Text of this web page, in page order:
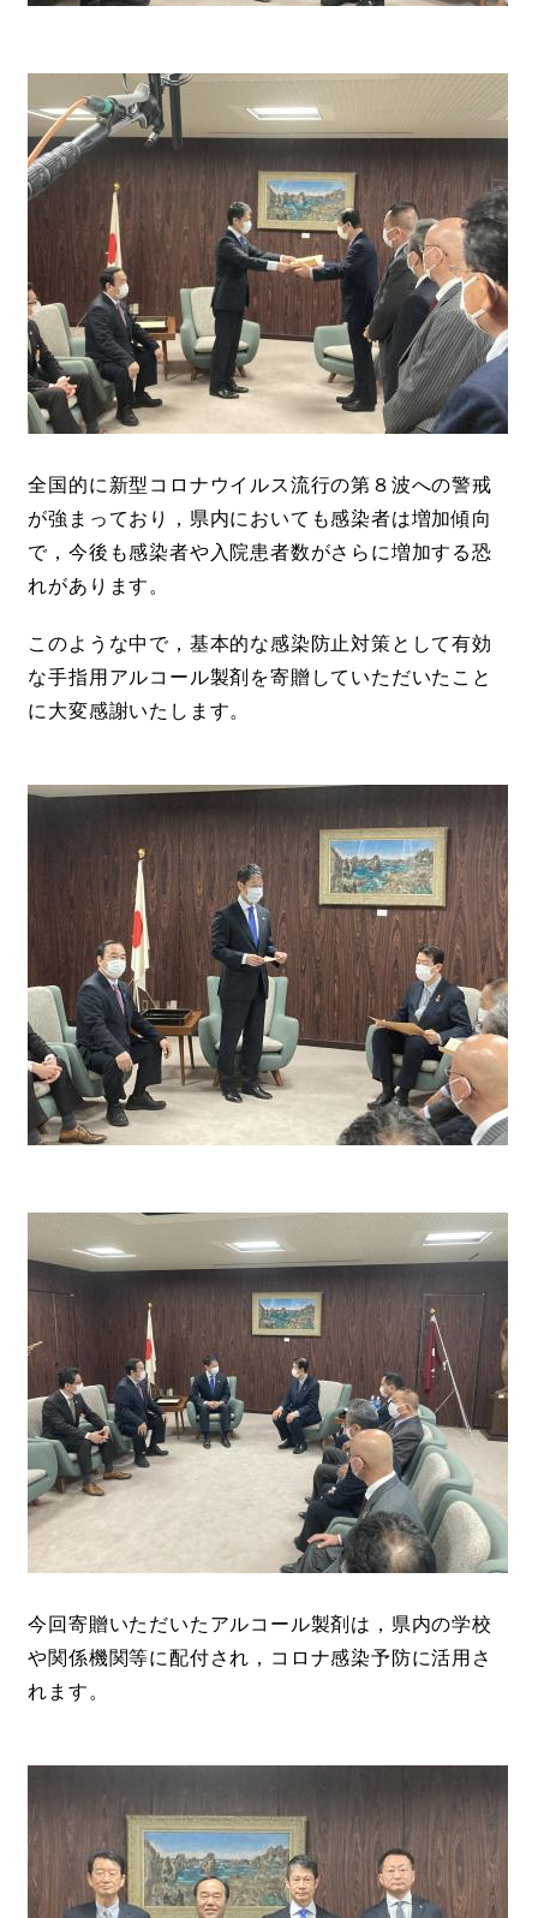
全国的に新型コロナウイルス流行の第８波への警戒
が強まっており，県内においても感染者は増加傾向
で，今後も感染者や入院患者数がさらに増加する恐
れがあります。
このような中で，基本的な感染防止対策として有効
な手指用アルコール製剤を寄贈していただいたこと
に大変感謝いたします。
今回寄贈いただいたアルコール製剤は，県内の学校
や関係機関等に配付され，コロナ感染予防に活用さ
れます。